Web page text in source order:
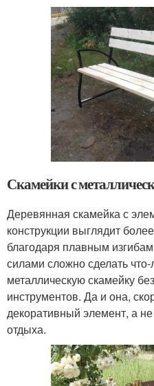
Скамейки с
Деревянная скамейка с
конструкции выглядит
благодаря плавным
силами сложно сделать
металлическую скамейку
инструментов. Да и она,
декоративный элемент, а
отдыха.